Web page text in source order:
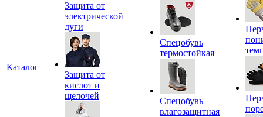
Каталог
Защита от
электрической
дуги
Защита от
кислот и
щелочей
Спецобувь
термостойкая
Спецобувь
влагозащитная